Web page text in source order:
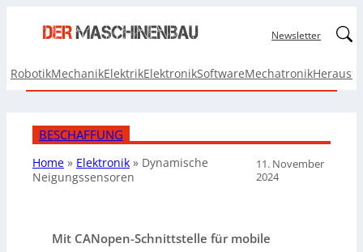
Newsletter
RobotikMechanikElektrikElektronikSoftwareMechatronik
BESCHAFFUNG
Home » Elektronik » Dynamische
Neigungssensoren
11. November
2024
Mit CANopen-Schnittstelle für mobile